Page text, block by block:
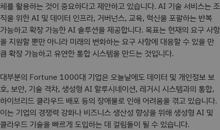
체를 활용하는 것이 중요하다고 제안하고 있습니다. AI 기술 서비스는 조
직을 위한 AI 및 데이터 인프라, 거버넌스, 교육, 혁신을 포괄하는 반복
가능하고 확장 가능한 AI 솔루션을 제공합니다. 목표는 현재의 요구 사항
을 지원할 뿐만 아니라 미래의 변화하는 요구 사항에 대응할 수 있을 만
큼 확장 가능하고 유연한 통합 시스템을 만드는 것입니다.
대부분의 Fortune 1000대 기업은 오늘날에도 데이터 및 개인정보 보
호, 보안, 기술 격차, 생성형 AI 할루시네이션, 레거시 시스템과의 통합,
하이브리드 클라우드 배포 등의 장애물로 인해 어려움을 겪고 있습니다.
이는 기업의 경쟁력 강화나 비즈니스 생산성 향상을 위해 생성형 AI 및
클라우드 기술을 빠르게 도입하는 데 걸림돌이 될 수 있습니다.